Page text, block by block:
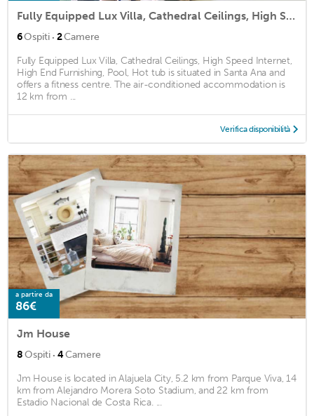
Fully Equipped Lux Villa, Cathedral Ceilings, High Speed Internet, High End Furnishing, Pool, Hot tub
6Ospiti · 2Camere
Fully Equipped Lux Villa, Cathedral Ceilings, High Speed Internet,
High End Furnishing, Pool, Hot tub is situated in Santa Ana and
offers a fitness centre. The air-conditioned accommodation is
12 km from ...
Verifica disponibilità
a partire da
86€
Jm House
8Ospiti · 4Camere
Jm House is located in Alajuela City, 5.2 km from Parque Viva, 14
km from Alejandro Morera Soto Stadium, and 22 km from
Estadio Nacional de Costa Rica. ...